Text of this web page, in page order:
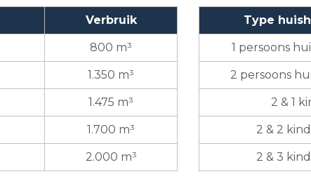
Verbruik
800 m³
1.350 m³
1.475 m³
1.700 m³
2.000 m³
Type
1 persoons
2 persoons
2 & 1
2 & 2
2 & 3